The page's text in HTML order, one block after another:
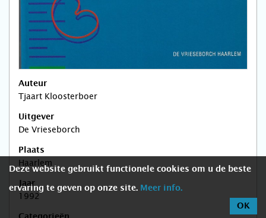
Auteur
Tjaart Kloosterboer
Uitgever
De Vrieseborch
Plaats
Haarlem
Jaar
1992
Deze website gebruikt functionele cookies om u de beste
ervaring te geven op onze site. Meer info.
OK